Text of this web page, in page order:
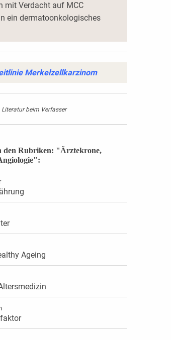
mit Verdacht auf MCC
ein dermatoonkologisches
Merkelzellkarzinom
Literatur beim Verfasser
den Rubriken: "Ärztekrone,
Ageing